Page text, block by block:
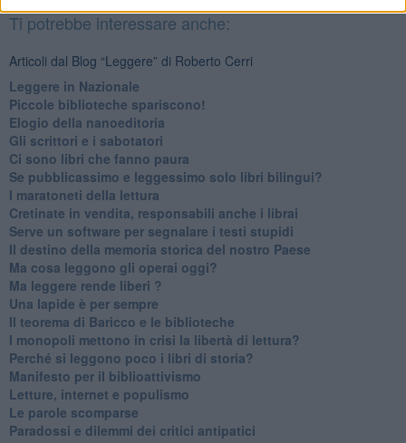
Ti potrebbe interessare anche:
Articoli dal Blog “Leggere” di Roberto Cerri
​Leggere in Nazionale
​Piccole biblioteche spariscono!
​Elogio della nanoeditoria
Gli scrittori e i sabotatori
Ci sono libri che fanno paura
Se pubblicassimo e leggessimo solo libri bilingui?
I maratoneti della lettura
Cretinate in vendita, responsabili anche i librai
Serve un software per segnalare i testi stupidi
​Il destino della memoria storica del nostro Paese
Ma cosa leggono gli operai oggi?
Ma leggere rende liberi ?
​Una lapide è per sempre
Il teorema di Baricco e le biblioteche
I monopoli mettono in crisi la libertà di lettura?
​Perché si leggono poco i libri di storia?
​Manifesto per il biblioattivismo
Letture, internet e populismo
​Le parole scomparse
​Paradossi e dilemmi dei critici antipatici